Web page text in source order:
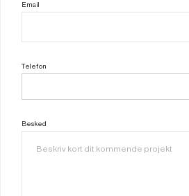
Email
Telefon
Besked